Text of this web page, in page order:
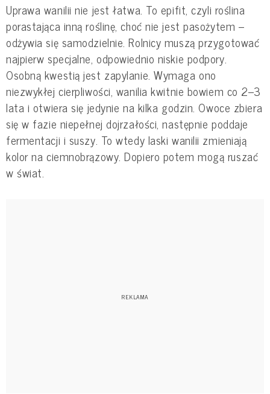
Uprawa wanilii nie jest łatwa. To epifit, czyli roślina
porastająca inną roślinę, choć nie jest pasożytem –
odżywia się samodzielnie. Rolnicy muszą przygotować
najpierw specjalne, odpowiednio niskie podpory.
Osobną kwestią jest zapylanie. Wymaga ono
niezwykłej cierpliwości, wanilia kwitnie bowiem co 2–3
lata i otwiera się jedynie na kilka godzin. Owoce zbiera
się w fazie niepełnej dojrzałości, następnie poddaje
fermentacji i suszy. To wtedy laski wanilii zmieniają
kolor na ciemnobrązowy. Dopiero potem mogą ruszać
w świat.